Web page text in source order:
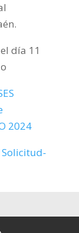
día 11
2024
Solicitud-